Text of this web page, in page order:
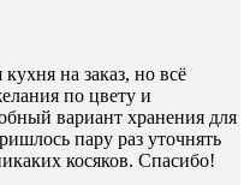
на заказ, но всё
по цвету и
вариант хранения для
пару раз уточнять
косяков. Спасибо!